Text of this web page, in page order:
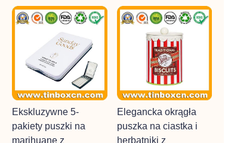
Ekskluzywne 5-
pakiety puszki na
marihuanę z
Elegancka okrągła
puszka na ciastka i
herbatniki z